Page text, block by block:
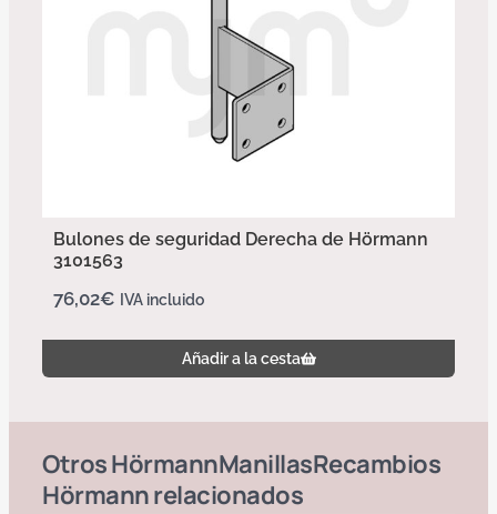
Bulones de seguridad Derecha de Hörmann
3101563
76,02€ IVA incluido
Añadir a la cesta
OtrosHörmannManillasRecambios
Hörmannrelacionados